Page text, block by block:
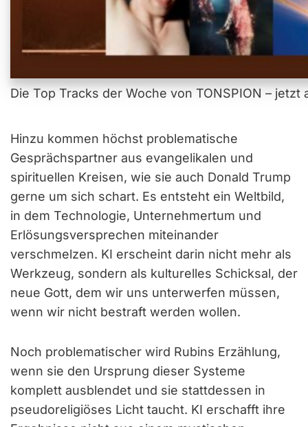
Die Top Tracks der Woche von TONSPION –
Hinzu kommen höchst problematische
Gesprächspartner aus evangelikalen und
spirituellen Kreisen, wie sie auch Donald Trump
gerne um sich schart. Es entsteht ein Weltbild,
in dem Technologie, Unternehmertum und
Erlösungsversprechen miteinander
verschmelzen. KI erscheint darin nicht mehr als
Werkzeug, sondern als kulturelles Schicksal, der
neue Gott, dem wir uns unterwerfen müssen,
wenn wir nicht bestraft werden wollen.
Noch problematischer wird Rubins Erzählung,
wenn sie den Ursprung dieser Systeme
komplett ausblendet und sie stattdessen in
pseudoreligiöses Licht taucht. KI erschafft ihre